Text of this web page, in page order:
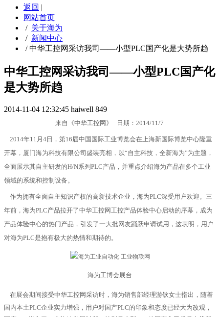
返回 |
网站首页
/ 关于海为
/ 新闻中心
/中华工控网采访我司——小型PLC国产化是大势所趋
中华工控网采访我司——小型PLC国产化
是大势所趋
2014-11-04 12:32:45 haiwell 849
来自《中华工控网》 日期：2014/11/7
2014年11 月 4 日，第16 届中国国际工业博览会在上海新国际博览中心隆重
开幕，厦门海为科技有限公司盛装亮相，以“自主科技，全新海为”为主题，
全面展示其自主研发的H/N系列 PLC产品，并重点介绍海为产品在多个工业
领域的系统和控制设备。
作为拥有全面自主知识产权的高新技术企业，海为PLC深受用户欢迎 。三
年前，海为PLC产品拉开了中华工控网工控产品体验中心启动的序幕，成为
产品体验中心的热门产品，引发了一大批网友踊跃申请试用，这表明，用户
对海为PLC是抱有极大的热情和期待的。
海为工博会展台
在展会期间接受中华工控网采访时，海为销售部经理游钦女士指出，随着
国内本土PLC企业实力增强，用户对国产PLC的印象和态度已经大为改观，